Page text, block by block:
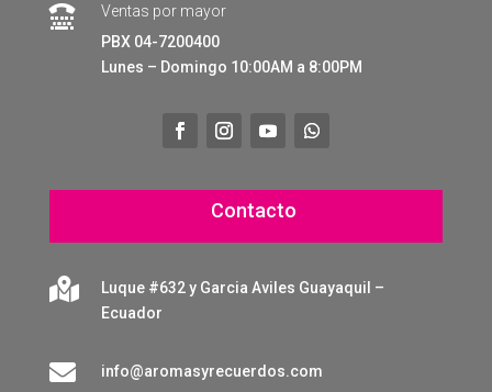

Ventas por mayor
PBX 04-7200400
Lunes – Domingo 10:00AM a 8:00PM
Contacto

Luque #632 y Garcia Aviles Guayaquil –
Ecuador
 info@aromasyrecuerdos.com